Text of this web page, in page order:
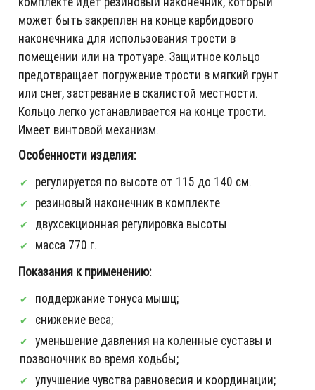
может быть закреплен на конце карбидового
наконечника для использования трости в
помещении или на тротуаре. Защитное кольцо
предотвращает погружение трости в мягкий грунт
или снег, застревание в скалистой местности.
Кольцо легко устанавливается на конце трости.
Имеет винтовой механизм.
Особенности изделия:
регулируется по высоте от 115 до 140 см.
резиновый наконечник в комплекте
двухсекционная регулировка высоты
масса 770 г.
Показания к применению:
поддержание тонуса мышц;
снижение веса;
уменьшение давления на коленные суставы и
позвоночник во время ходьбы;
улучшение чувства равновесия и координации;